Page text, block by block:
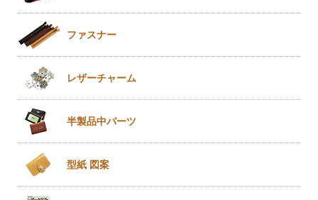
ファスナー
レザーチャーム
半製品中パーツ
型紙 図案